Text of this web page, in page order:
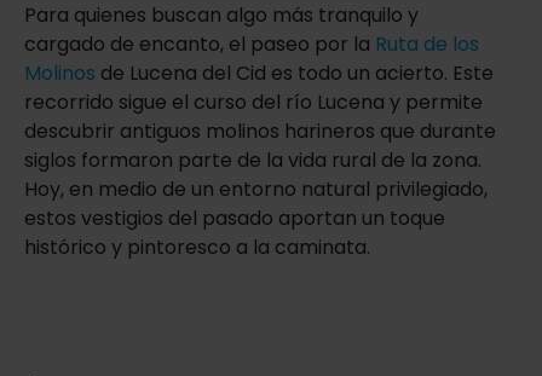
Para quienes buscan algo más tranquilo y
cargado de encanto, el paseo por la Ruta de los
Molinos de Lucena del Cid es todo un acierto. Este
recorrido sigue el curso del río Lucena y permite
descubrir antiguos molinos harineros que durante
siglos formaron parte de la vida rural de la zona.
Hoy, en medio de un entorno natural privilegiado,
estos vestigios del pasado aportan un toque
histórico y pintoresco a la caminata.